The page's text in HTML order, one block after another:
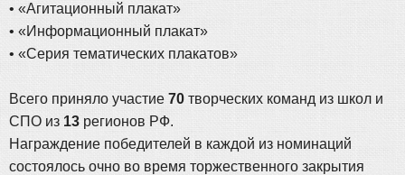
• «Агитационный плакат»
• «Информационный плакат»
• «Серия тематических плакатов»
Всего приняло участие 70 творческих команд из школ и
СПО из 13 регионов РФ.
Награждение победителей в каждой из номинаций
состоялось очно во время торжественного закрытия